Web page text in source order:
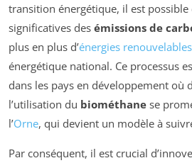
transition énergétique, il est possible
significatives des émissions de
plus en plus d’énergies renouvelables
énergétique national. Ce processus
dans les pays en développement où
l’utilisation du biométhane se
l’Orne, qui devient un modèle à
Par conséquent, il est crucial